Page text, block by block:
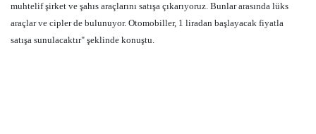
muhtelif şirket ve şahıs araçlarını satışa çıkarıyoruz. Bunlar arasında lüks
araçlar ve cipler de bulunuyor. Otomobiller, 1 liradan başlayacak fiyatla
satışa sunulacaktır" şeklinde konuştu.